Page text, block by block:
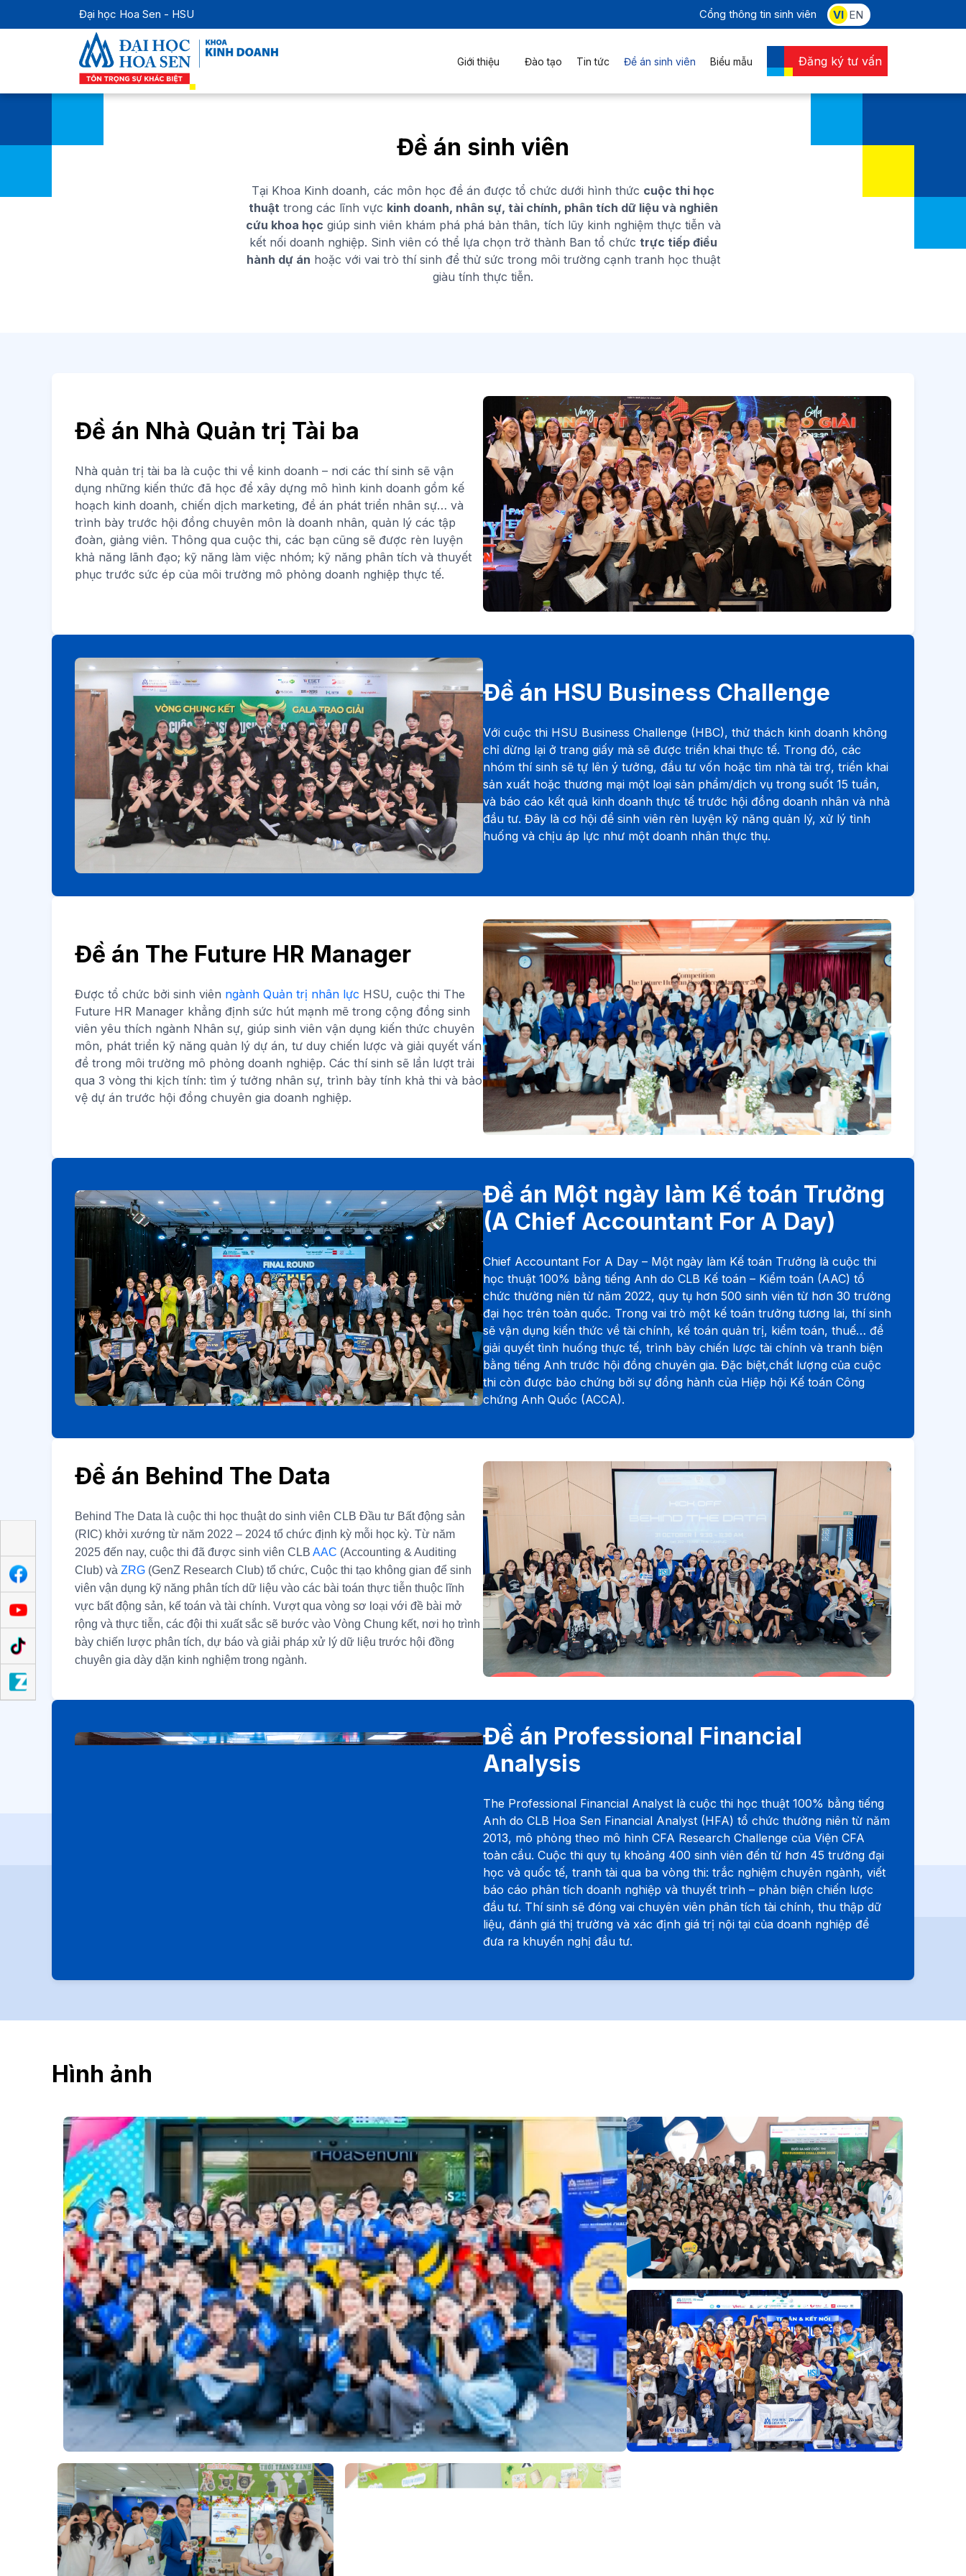
Đại học Hoa Sen - HSU Cổng thông tin sinh viên VI EN
Giới thiệu Đào tạo Tin tức Đề án sinh viên Biểu mẫu Đăng ký tư vấn
Đề án sinh viên
Tại Khoa Kinh doanh, các môn học đề án được tổ chức dưới hình thức cuộc thi học
thuậttrong các lĩnh vực kinh doanh, nhân sự, tài chính, phân tích dữ liệu và nghiên
cứu khoa học giúp sinh viên khám phá phá bản thân, tích lũy kinh nghiệm thực tiễn và
kết nối doanh nghiệp. Sinh viên có thể lựa chọn trở thành Ban tổ chức trực tiếp điều
hành dự án hoặc với vai trò thí sinh để thử sức trong môi trường cạnh tranh học thuật
giàu tính thực tiễn.
Đề án Nhà Quản trị Tài ba
Nhà quản trị tài ba là cuộc thi về kinh doanh – nơi các thí sinh sẽ vận
dụng những kiến thức đã học để xây dựng mô hình kinh doanh gồm kế
hoạch kinh doanh, chiến dịch marketing, đề án phát triển nhân sự… và
trình bày trước hội đồng chuyên môn là doanh nhân, quản lý các tập
đoàn, giảng viên. Thông qua cuộc thi, các bạn cũng sẽ được rèn luyện
khả năng lãnh đạo; kỹ năng làm việc nhóm; kỹ năng phân tích và thuyết
phục trước sức ép của môi trường mô phỏng doanh nghiệp thực tế.
Đề án HSU Business Challenge
Với cuộc thi HSU Business Challenge (HBC), thử thách kinh doanh không
chỉ dừng lại ở trang giấy mà sẽ được triển khai thực tế. Trong đó, các
nhóm thí sinh sẽ tự lên ý tưởng, đầu tư vốn hoặc tìm nhà tài trợ, triển khai
sản xuất hoặc thương mại một loại sản phẩm/dịch vụ trong suốt 15 tuần,
và báo cáo kết quả kinh doanh thực tế trước hội đồng doanh nhân và nhà
đầu tư. Đây là cơ hội để sinh viên rèn luyện kỹ năng quản lý, xử lý tình
huống và chịu áp lực như một doanh nhân thực thụ.
Đề án The Future HR Manager
Được tổ chức bởi sinh viên ngành Quản trị nhân lực HSU, cuộc thi The
Future HR Manager khẳng định sức hút mạnh mẽ trong cộng đồng sinh
viên yêu thích ngành Nhân sự, giúp sinh viên vận dụng kiến thức chuyên
môn, phát triển kỹ năng quản lý dự án, tư duy chiến lược và giải quyết vấn
đề trong môi trường mô phỏng doanh nghiệp. Các thí sinh sẽ lần lượt trải
qua 3 vòng thi kịch tính: tìm ý tưởng nhân sự, trình bày tính khả thi và bảo
vệ dự án trước hội đồng chuyên gia doanh nghiệp.
Đề án Một ngày làm Kế toán Trưởng
(A Chief Accountant For A Day)
Chief Accountant For A Day – Một ngày làm Kế toán Trưởng là cuộc thi
học thuật 100% bằng tiếng Anh do CLB Kế toán – Kiểm toán (AAC) tổ
chức thường niên từ năm 2022, quy tụ hơn 500 sinh viên từ hơn 30 trường
đại học trên toàn quốc. Trong vai trò một kế toán trưởng tương lai, thí sinh
sẽ vận dụng kiến thức về tài chính, kế toán quản trị, kiểm toán, thuế… để
giải quyết tình huống thực tế, trình bày chiến lược tài chính và tranh biện
bằng tiếng Anh trước hội đồng chuyên gia. Đặc biệt,chất lượng của cuộc
thi còn được bảo chứng bởi sự đồng hành của Hiệp hội Kế toán Công
chứng Anh Quốc (ACCA).
Đề án Behind The Data
Behind The Data là cuộc thi học thuật do sinh viên CLB Đầu tư Bất động sản
(RIC) khởi xướng từ năm 2022 – 2024 tổ chức định kỳ mỗi học kỳ. Từ năm
2025 đến nay, cuộc thi đã được sinh viên CLB AAC (Accounting & Auditing
Club) và ZRG (GenZ Research Club) tổ chức, Cuộc thi tạo không gian để sinh
viên vận dụng kỹ năng phân tích dữ liệu vào các bài toán thực tiễn thuộc lĩnh
vực bất động sản, kế toán và tài chính. Vượt qua vòng sơ loại với đề bài mở
rộng và thực tiễn, các đội thi xuất sắc sẽ bước vào Vòng Chung kết, nơi họ trình
bày chiến lược phân tích, dự báo và giải pháp xử lý dữ liệu trước hội đồng
chuyên gia dày dặn kinh nghiệm trong ngành.
Đề án Professional Financial
Analysis
The Professional Financial Analyst là cuộc thi học thuật 100% bằng tiếng
Anh do CLB Hoa Sen Financial Analyst (HFA) tổ chức thường niên từ năm
2013, mô phỏng theo mô hình CFA Research Challenge của Viện CFA
toàn cầu. Cuộc thi quy tụ khoảng 400 sinh viên đến từ hơn 45 trường đại
học và quốc tế, tranh tài qua ba vòng thi: trắc nghiệm chuyên ngành, viết
báo cáo phân tích doanh nghiệp và thuyết trình – phản biện chiến lược
đầu tư. Thí sinh sẽ đóng vai chuyên viên phân tích tài chính, thu thập dữ
liệu, đánh giá thị trường và xác định giá trị nội tại của doanh nghiệp để
đưa ra khuyến nghị đầu tư.
Hình ảnh